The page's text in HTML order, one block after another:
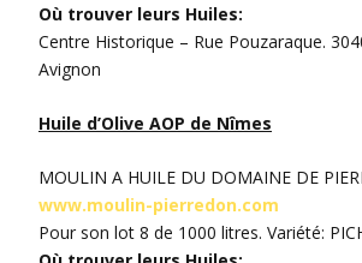
Où trouver leurs Huiles:
Centre Historique – Rue Pouzaraque.
Avignon
Huile d’Olive AOP de Nîmes
MOULIN A HUILE DU DOMAINE DE
www.moulin-pierredon.com
Pour son lot 8 de 1000 litres. Variété: